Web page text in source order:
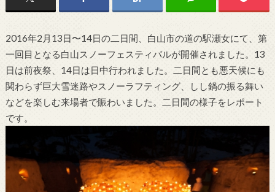
2016年2月13日〜14日の二日間、白山市の道の駅瀬女にて、第
一回目となる白山スノーフェスティバルが開催されました。13
日は前夜祭、14日は日中行われました。二日間とも悪天候にも
関わらず巨大雪迷路やスノーラフティング、しし鍋の振る舞い
などを楽しむ来場者で賑わいました。二日間の様子をレポート
です。